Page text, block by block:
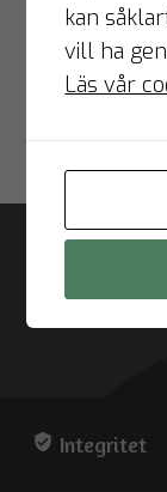
Dessutom
med smått
verified_user Integritet
kan
vill ha
Läs vår